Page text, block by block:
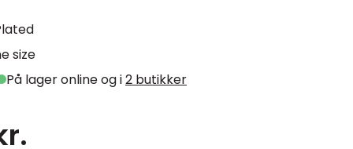
size
På lager online og i2 butikker